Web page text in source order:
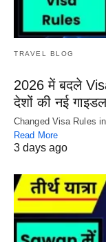
TRAVEL BLOG
2026 में बदले
देशों की नई
Changed Visa Rules
Read More
3 days ago